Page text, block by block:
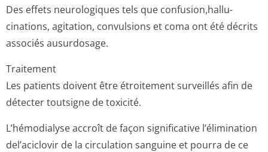
Des effets neurologiques tels que confusion,hallu­
cinations, agitation, convulsions et coma ont été décrits
associés ausurdosage.
Traitement
Les patients doivent être étroitement surveillés afin de
détecter toutsigne de toxicité.
L’hémodialyse accroît de façon significative l’élimination
del’aciclovir de la circulation sanguine et pourra de ce